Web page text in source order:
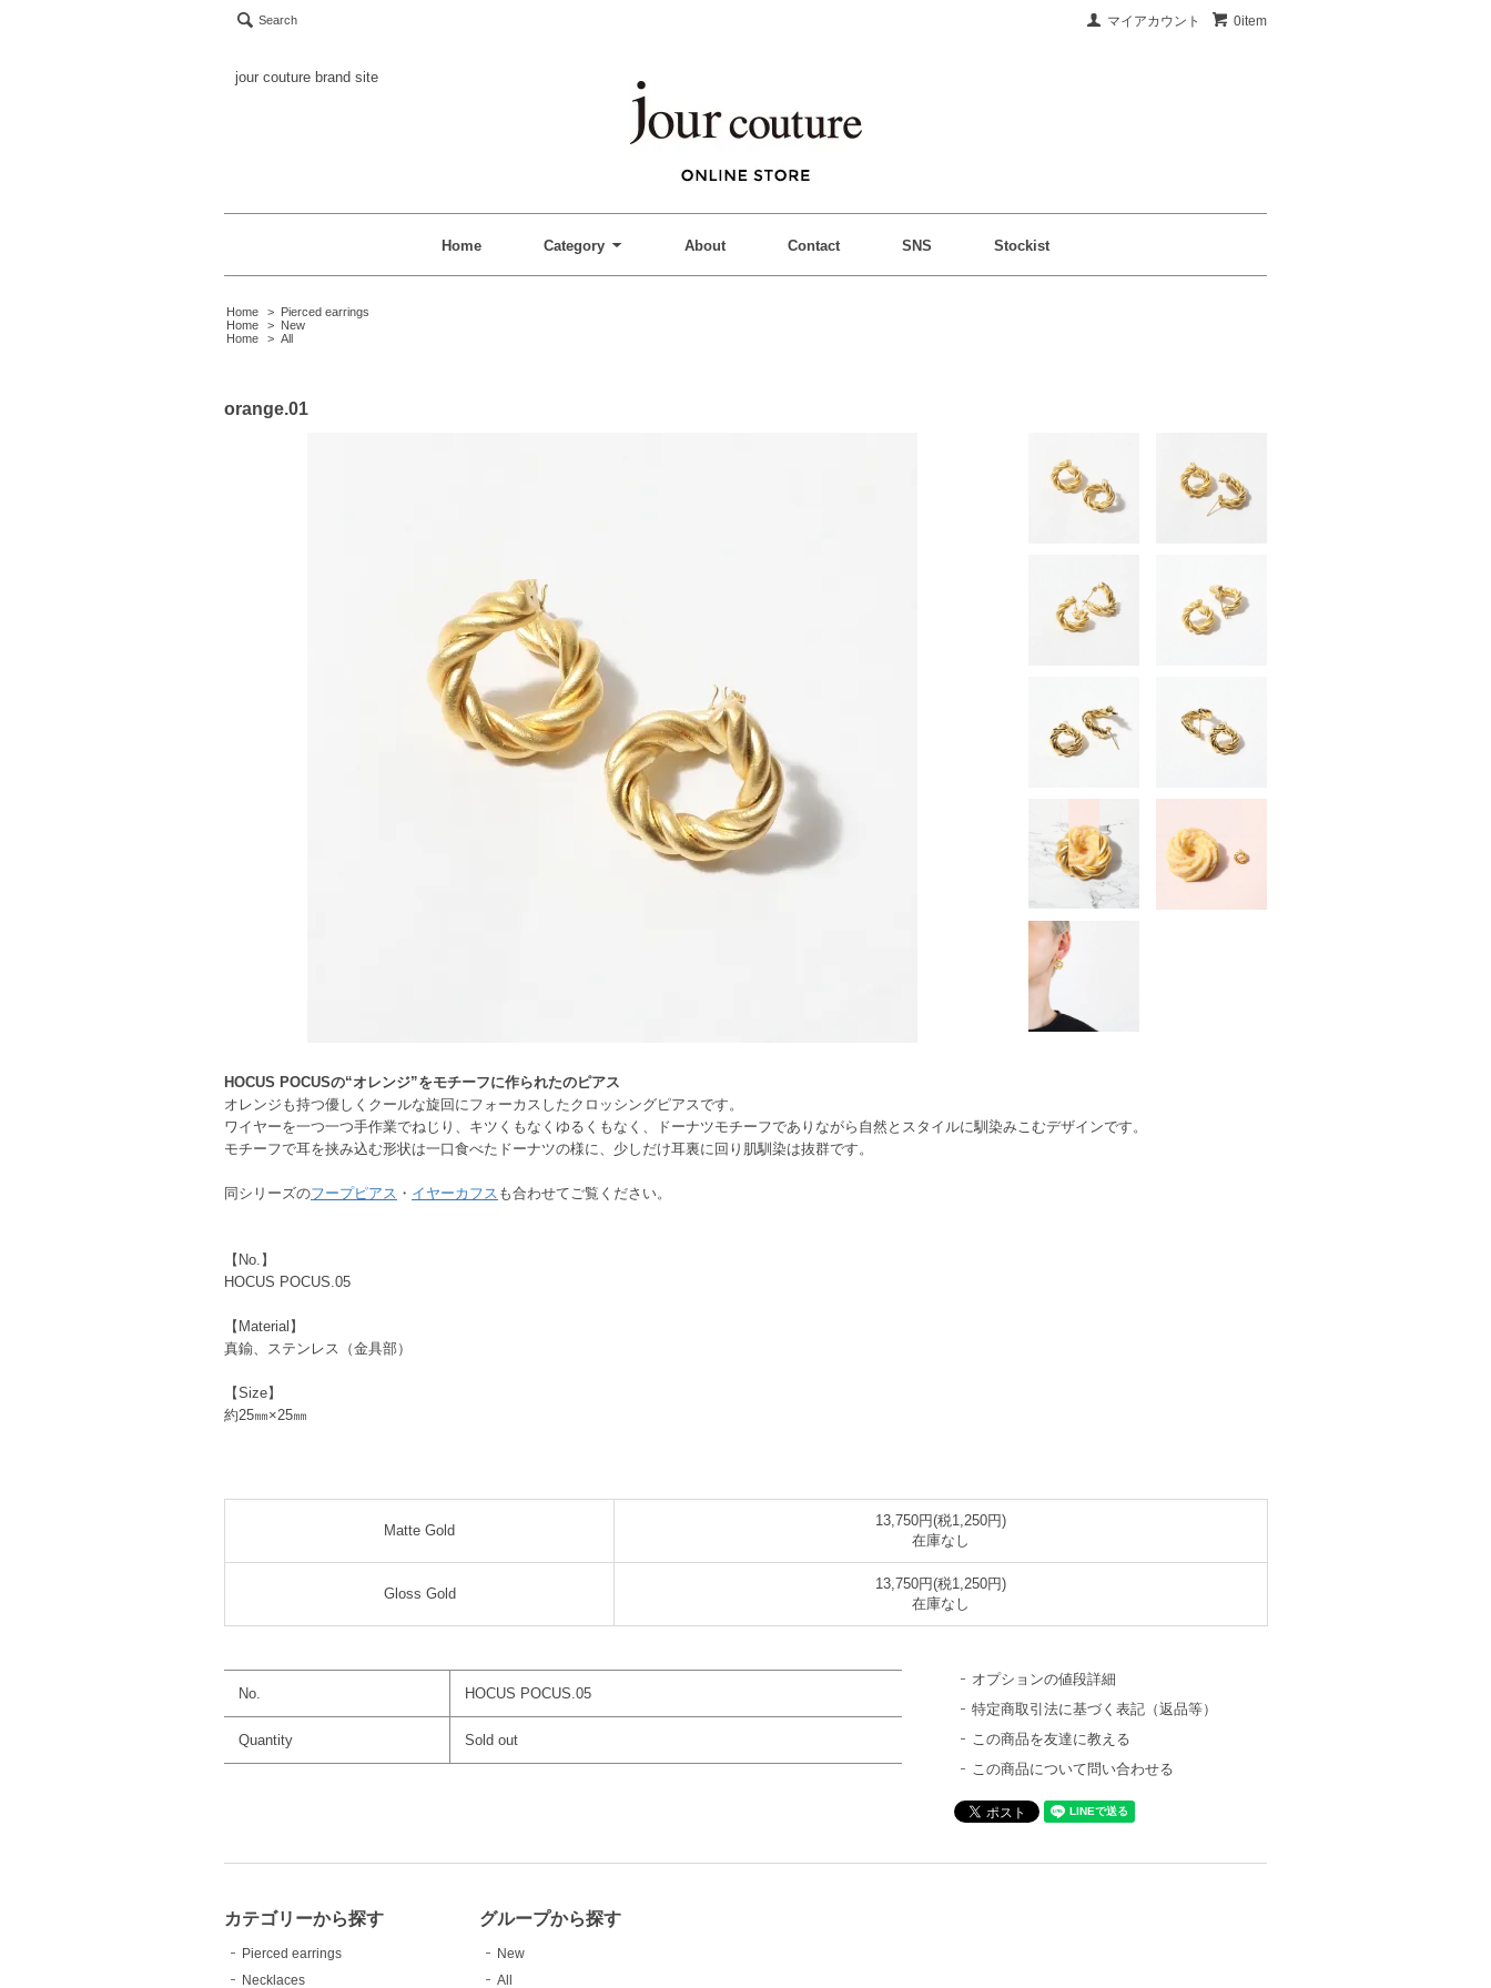
0item
マイアカウント
Search
jour couture brand site
Home Category About Contact SNS Stockist
Home > Pierced earrings
Home
> New
Home
> All
orange.01
HOCUS POCUSの“オレンジ”をモチーフに作られたのピアス
オレンジも持つ優しくクールな旋回にフォーカスしたクロッシングピアスです。
ワイヤーを一つ一つ手作業でねじり、キツくもなくゆるくもなく、ドーナツモチーフでありながら自然とスタイルに馴染みこむデザインです。
モチーフで耳を挟み込む形状は一口食べたドーナツの様に、少しだけ耳裏に回り肌馴染は抜群です。
同シリーズのフープピアス ・ イヤーカフス も合わせてご覧ください。
【No.】
HOCUS POCUS.05
【Material】
真鍮、ステンレス（金具部）
【Size】
約25㎜×25㎜
Matte Gold
13,750円(税1,250円)
在庫なし
Gloss Gold
13,750円(税1,250円)
在庫なし
No. HOCUS POCUS.05
Quantity Sold out
オプションの値段詳細
特定商取引法に基づく表記（返品等）
この商品を友達に教える
この商品について問い合わせる
カテゴリーから探す
Pierced earrings
Necklaces
グループから探す
New
All